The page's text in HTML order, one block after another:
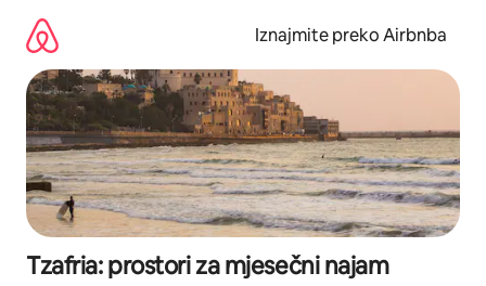
sadržaj
Iznajmite preko Airbnba
Tzafria: prostori za mjesečni najam